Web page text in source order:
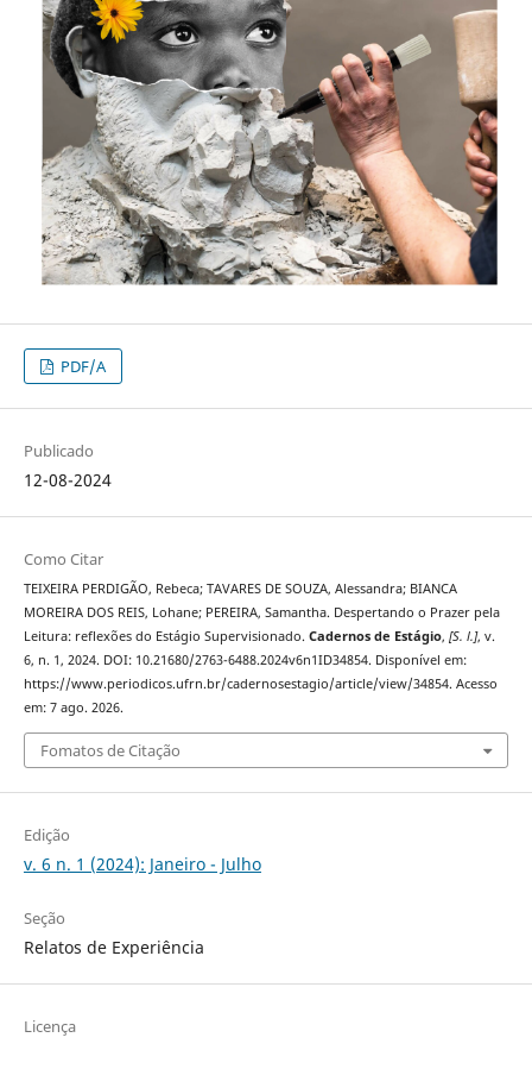
PDF/A
Publicado
12-08-2024
Como Citar
TEIXEIRA PERDIGÃO, Rebeca; TAVARES DE SOUZA, Alessandra; BIANCA
MOREIRA DOS REIS, Lohane; PEREIRA, Samantha. Despertando o Prazer pela
Leitura: reflexões do Estágio Supervisionado. Cadernos de Estágio, [S. l.], v.
6, n. 1, 2024. DOI: 10.21680/2763-6488.2024v6n1ID34854. Disponível em:
https://www.periodicos.ufrn.br/cadernosestagio/article/view/34854. Acesso
em: 7 ago. 2026.
Fomatos de Citação
Edição
v. 6 n. 1 (2024): Janeiro - Julho
Seção
Relatos de Experiência
Licença